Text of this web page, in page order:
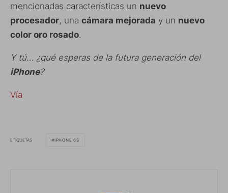
mencionadas características un nuevo
procesador, una cámara mejorada y un nuevo
color oro rosado.
Y tú… ¿qué esperas de la futura generación del
iPhone?
Vía
ETIQUETAS IPHONE 6S